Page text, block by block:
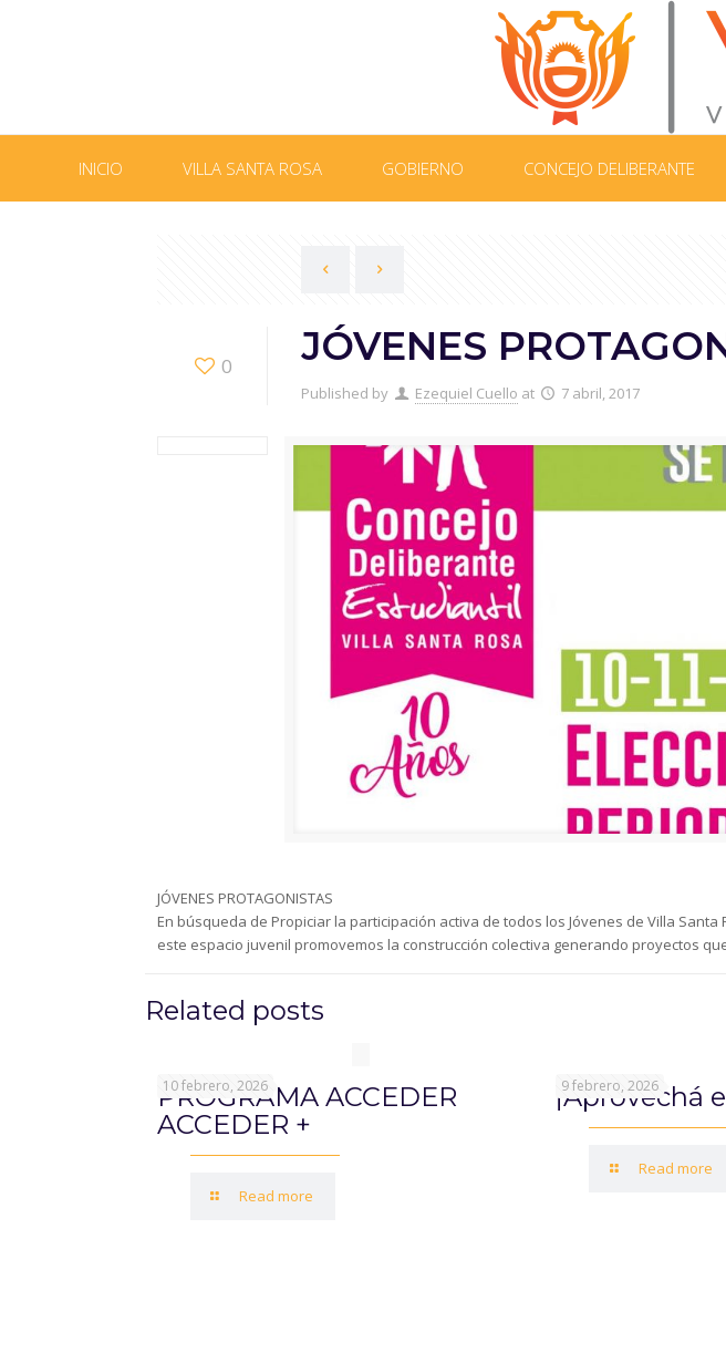
INICIO VILLA SANTA ROSA GOBIERNO CONCEJO DELIBERANTE
0 JÓVENES
Published by Ezequiel Cuello at 7 abril, 2017
JÓVENES PROTAGONISTAS
En búsqueda de Propiciar la participación activa de todos los Jóvenes de Villa
este espacio juvenil promovemos la construcción colectiva generando proyectos
Related posts
10 febrero, 2026
PROGRAMA ACCEDER
ACCEDER +
Read more
9 febrero, 2026
¡Aprovechá
Read more